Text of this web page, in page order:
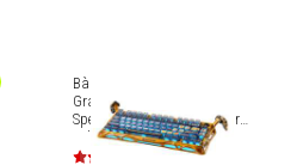
Bàn phím cơ Gaming
Gravastar Mercury K1 Pro
Special Edition - Battle-Worn
Yellow/Cyberpunk [GS K1
PRO_YLW/GS-K1 PRO_CBLK]